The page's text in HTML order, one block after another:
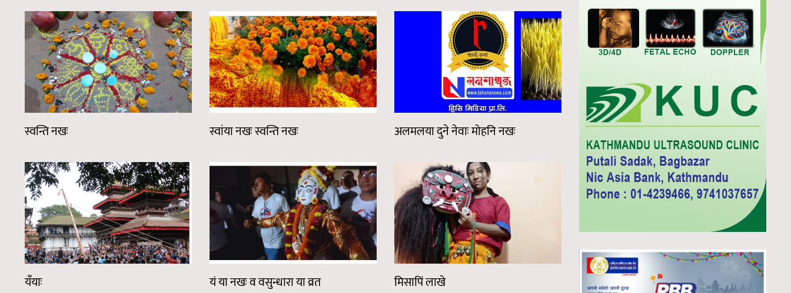
स्वन्ति नखः स्वांया नखः स्वन्ति नखः अलमलया दुने नेवाः मोहनि नखः
यँयाः यं या नखः व वसुन्धारा या व्रत मिसापिं लाखे